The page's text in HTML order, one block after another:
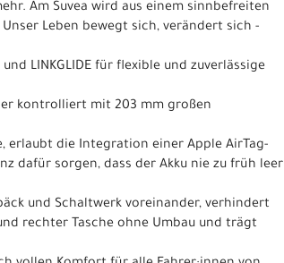
Am Suvea wird aus einem sinnbefreiten
Leben bewegt sich, verändert sich -
LINKGLIDE für flexible und zuverlässige
kontrolliert mit 203 mm großen
erlaubt die Integration einer Apple AirTag-
dafür sorgen, dass der Akku nie zu früh leer
und Schaltwerk voreinander, verhindert
rechter Tasche ohne Umbau und trägt